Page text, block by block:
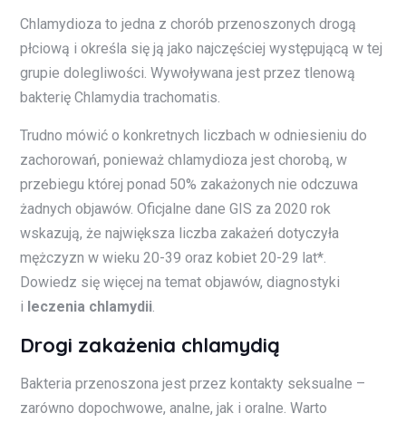
Chlamydioza to jedna z chorób przenoszonych drogą
płciową i określa się ją jako najczęściej występującą w tej
grupie dolegliwości. Wywoływana jest przez tlenową
bakterię Chlamydia trachomatis.
Trudno mówić o konkretnych liczbach w odniesieniu do
zachorowań, ponieważ chlamydioza jest chorobą, w
przebiegu której ponad 50% zakażonych nie odczuwa
żadnych objawów. Oficjalne dane GIS za 2020 rok
wskazują, że największa liczba zakażeń dotyczyła
mężczyzn w wieku 20-39 oraz kobiet 20-29 lat*.
Dowiedz się więcej na temat objawów, diagnostyki
i leczenia chlamydii.
Drogi zakażenia chlamydią
Bakteria przenoszona jest przez kontakty seksualne –
zarówno dopochwowe, analne, jak i oralne. Warto